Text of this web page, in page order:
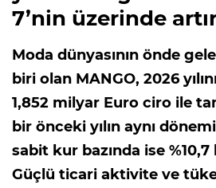
7’nin üzerinde
Moda dünyasının önde
biri olan MANGO, 2026
1,852 milyar Euro ciro ile
bir önceki yılın aynı
sabit kur bazında ise
Güçlü ticari aktivite ve